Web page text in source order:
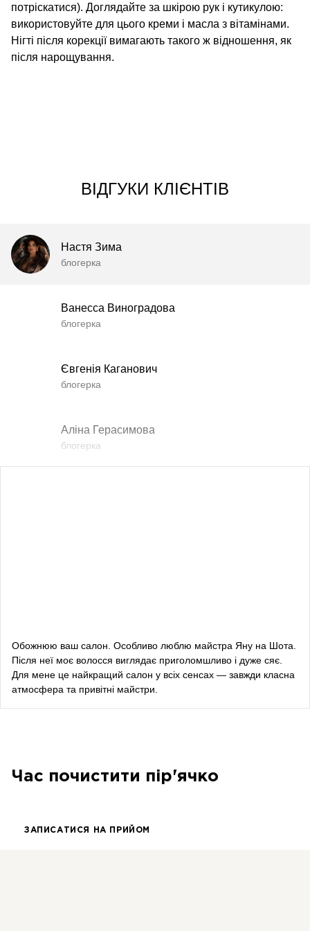
потріскатися). Доглядайте за шкірою рук і кутикулою:
використовуйте для цього креми і масла з вітамінами.
Нігті після корекції вимагають такого ж відношення, як
після нарощування.
ВІДГУКИ КЛІЄНТІВ
Настя Зима
блогерка
Ванесса Виноградова
блогерка
Євгенія Каганович
блогерка
Аліна Герасимова
блогерка
Bazhana
songwriter
Обожнюю ваш салон. Особливо люблю майстра Яну на Шота.
Після неї моє волосся виглядає приголомшливо і дуже сяє.
Для мене це найкращий салон у всіх сенсах — завжди класна
атмосфера та привітні майстри.
Час почистити пір'ячко
ЗАПИСАТИСЯ НА ПРИЙОМ